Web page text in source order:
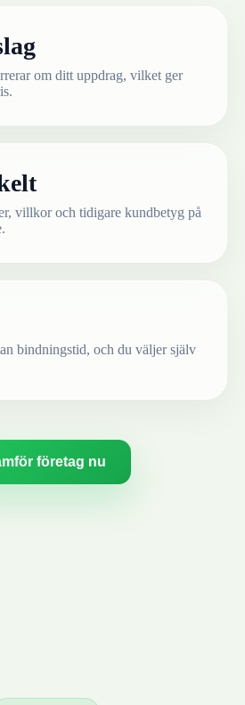
om ditt uppdrag, vilket ger
villkor och tidigare kundbetyg på
bindningstid, och du väljer själv
företag nu